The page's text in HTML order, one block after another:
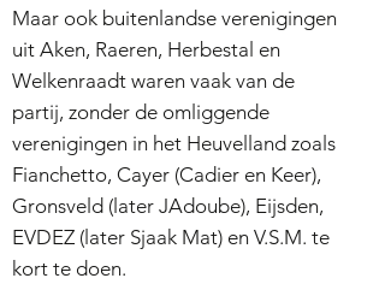
Maar ook buitenlandse verenigingen
uit Aken, Raeren, Herbestal en
Welkenraadt waren vaak van de
partij, zonder de omliggende
verenigingen in het Heuvelland zoals
Fianchetto, Cayer (Cadier en Keer),
Gronsveld (later JAdoube), Eijsden,
EVDEZ (later Sjaak Mat) en V.S.M. te
kort te doen.